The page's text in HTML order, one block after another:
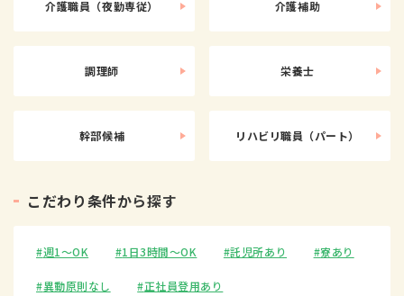
介護職員（夜勤専従） 介護補助
調理師 栄養士
幹部候補 リハビリ職員（パート）
こ だわり条件から探す
週1〜OK 1日3時間〜OK 託児所あり 寮あり
異動原則なし 正社員登用あり